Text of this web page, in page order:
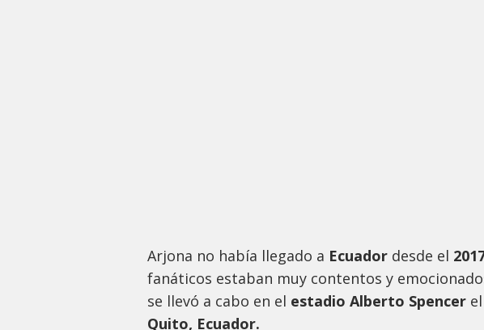
Arjona no había llegado a Ecuador desde el
fanáticos estaban muy contentos y
se llevó a cabo en el estadio Alberto Spencer el
Quito, Ecuador.